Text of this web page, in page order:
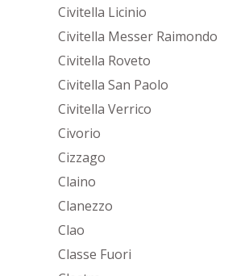
Civitella Licinio
Civitella Messer Raimondo
Civitella Roveto
Civitella San Paolo
Civitella Verrico
Civorio
Cizzago
Claino
Clanezzo
Clao
Classe Fuori